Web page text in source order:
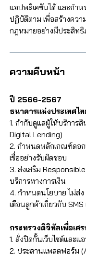
แอปพลิเคชันได้ และกำ
ปฏิบัติตาม เพื่อสร้างควา
กฎหมายอย่างมีประสิท
ความคืบหน้า
ปี 2566-2567
ธนาคารแห่งประเทศไ
1. กำกับดูแลผู้ให้บริการ
Digital Lending)
2. กำหนดหลักเกณฑ์ดอ
เชื่ออย่างรับผิดชอบ
3. ส่งเสริม
บริการทางการเงิน
4. กำหนดนโยบาย ไม่ส่
เตือนลูกค้าเกี่ยวกับ
กระทรวงดิจิทัลเพื่อเศ
1. สั่งปิดกั้นเว็บไซต์และ
2. ประสานแพลตฟอร์ม